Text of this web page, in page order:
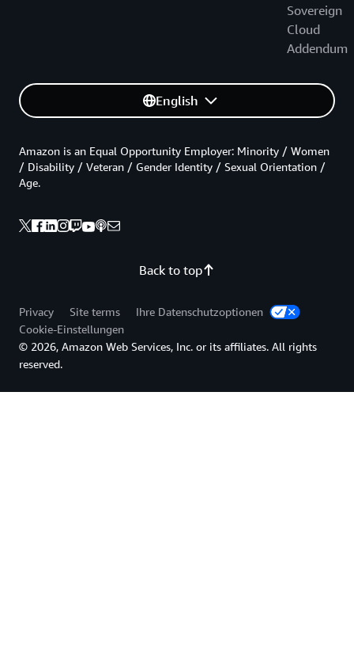
Sovereign
Cloud
Addendum
English
Back to top
Amazon is an Equal Opportunity Employer: Minority / Women
/ Disability / Veteran / Gender Identity / Sexual Orientation /
Age.
Privacy Site terms
Ihre Datenschutzoptionen
Cookie-Einstellungen
© 2026, Amazon Web Services, Inc. or its affiliates. All rights
reserved.